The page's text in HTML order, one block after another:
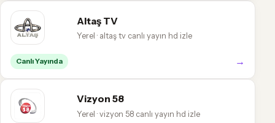
Altaş TV
Yerel · altaş tv canlı yayın hd izle
Canlı Yayında →
Vizyon 58
Yerel · vizyon 58 canlı yayın hd izle